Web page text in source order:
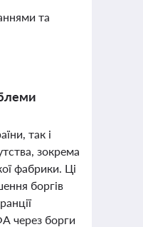
та
так і
зокрема
фабрики. Ці
боргів
через борги